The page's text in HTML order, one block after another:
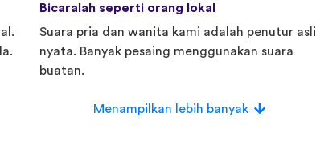
Bicaralah seperti orang lokal
Suara pria dan wanita kami adalah penutur asli
nyata. Banyak pesaing menggunakan suara
buatan.
Menampilkan lebih banyak